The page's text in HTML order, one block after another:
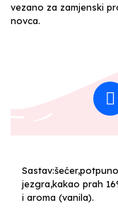
vezano za zamjenski
novca.
jezgra,kakao prah
i aroma (vanila).